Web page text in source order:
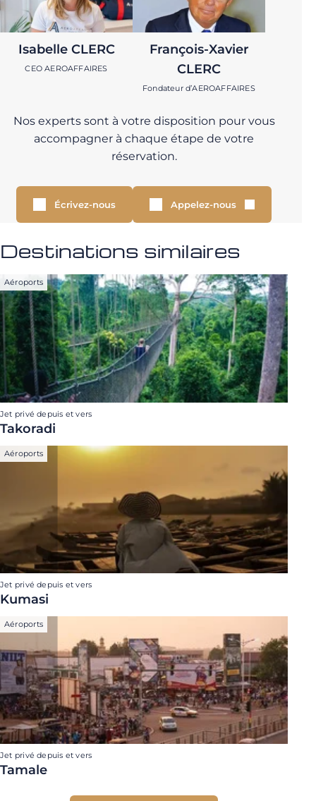
Isabelle CLERC
CEO AEROAFFAIRES
François-Xavier
CLERC
Fondateur d’AEROAFFAIRES
Nos experts sont à votre disposition pour vous
accompagner à chaque étape de votre
réservation.
Écrivez-nous Appelez-nous
Destinations similaires
Aéroports
Jet privé depuis et vers
Takoradi
Aéroports
Jet privé depuis et vers
Kumasi
Aéroports
Jet privé depuis et vers
Tamale